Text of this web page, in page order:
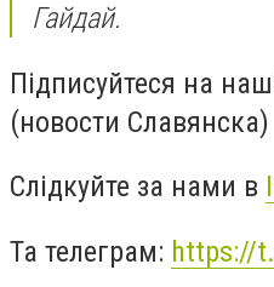
Гайдай.
Підписуйтеся на
(новости Славянска)
Слідкуйте за нами в
Та телеграм: https://